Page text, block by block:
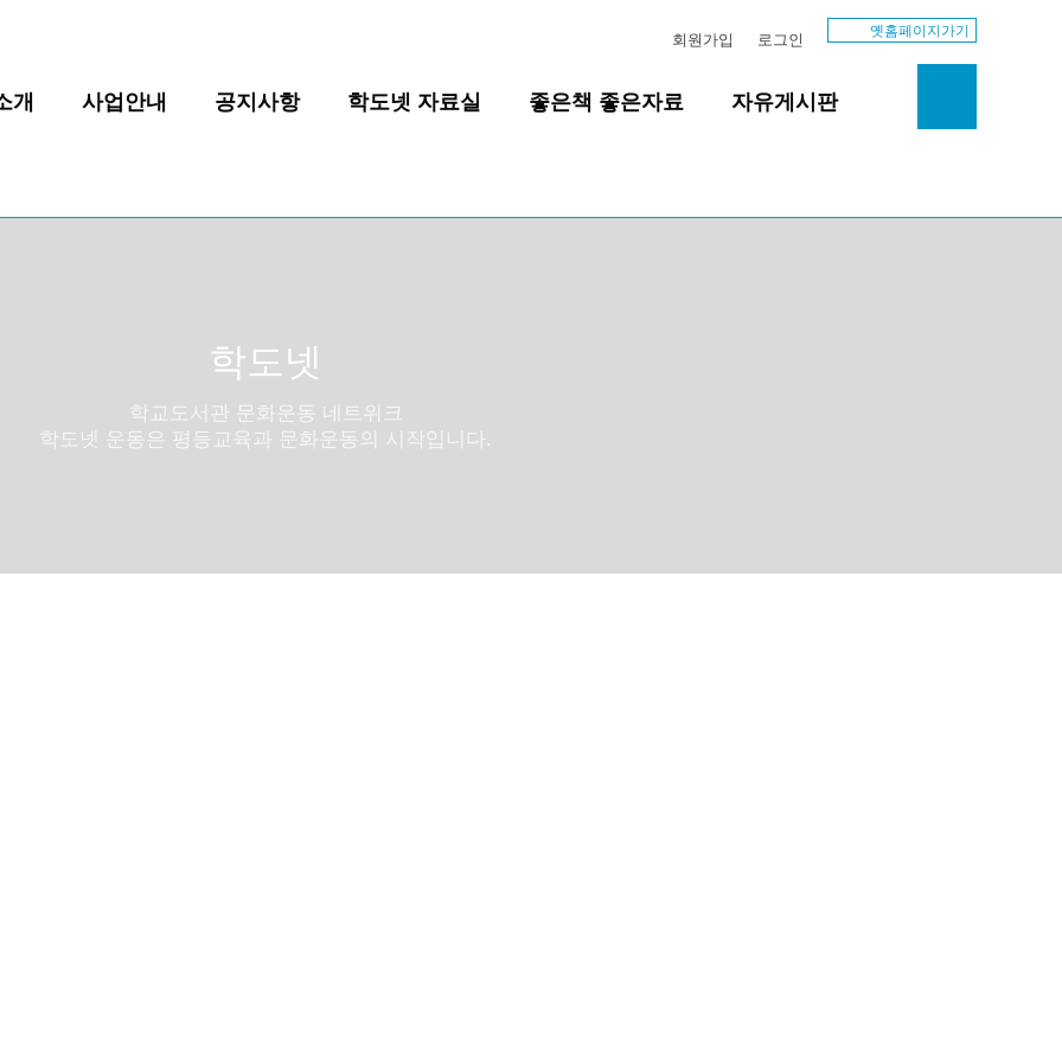
회원가입 로그인 옛홈페이지가기
개 사업안내 공지사항 학도넷 자료실 좋은책 좋은자료 자유게시판
학도넷
학교도서관 문화운동 네트위크
학도넷 운동은 평등교육과 문화운동의 시작입니다.